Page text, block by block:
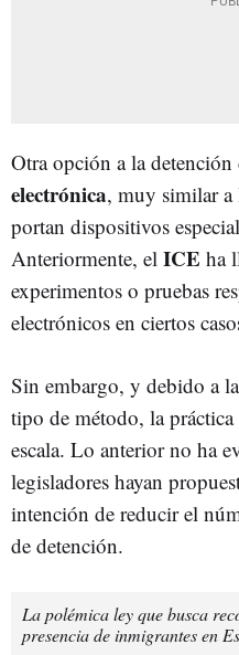
Otra opción a la detención
electrónica, muy similar a
portan dispositivos
Anteriormente, el ICE ha
experimentos o pruebas
electrónicos en ciertos
Sin embargo, y debido a
tipo de método, la
escala. Lo anterior no ha
legisladores hayan
intención de reducir el
de detención.
La polémica ley que busca
presencia de inmigrantes en